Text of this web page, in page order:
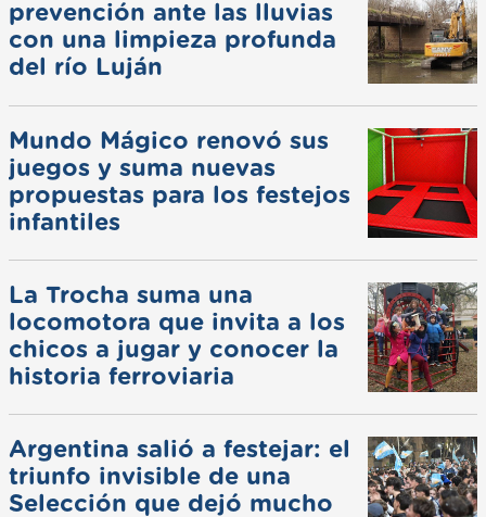
prevención ante las lluvias
con una limpieza profunda
del río Luján
Mundo Mágico renovó sus
juegos y suma nuevas
propuestas para los festejos
infantiles
La Trocha suma una
locomotora que invita a los
chicos a jugar y conocer la
historia ferroviaria
Argentina salió a festejar: el
triunfo invisible de una
Selección que dejó mucho